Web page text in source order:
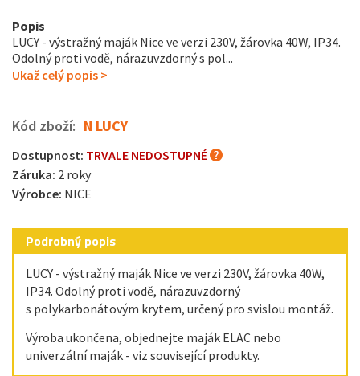
Popis
LUCY - výstražný maják Nice ve verzi 230V, žárovka 40W, IP34.
Odolný proti vodě, nárazuvzdorný s pol...
Ukaž celý popis >
Kód zboží: N LUCY
Dostupnost: TRVALE NEDOSTUPNÉ
Záruka: 2 roky
Výrobce: NICE
Podrobný popis
LUCY - výstražný maják Nice ve verzi 230V, žárovka 40W,
IP34. Odolný proti vodě, nárazuvzdorný
s polykarbonátovým krytem, určený pro svislou montáž.
Výroba ukončena, objednejte maják ELAC nebo
univerzální maják - viz související produkty.